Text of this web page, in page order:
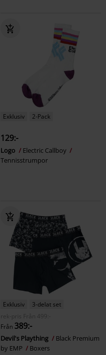
Exklusiv 2-Pack
129:-
Logo
Electric Callboy
Tennisstrumpor
Exklusiv
3-delat set
rek-pris
Från
499:-
Från 389:-
Devil's Plaything
Black Premium
by EMP
Boxers